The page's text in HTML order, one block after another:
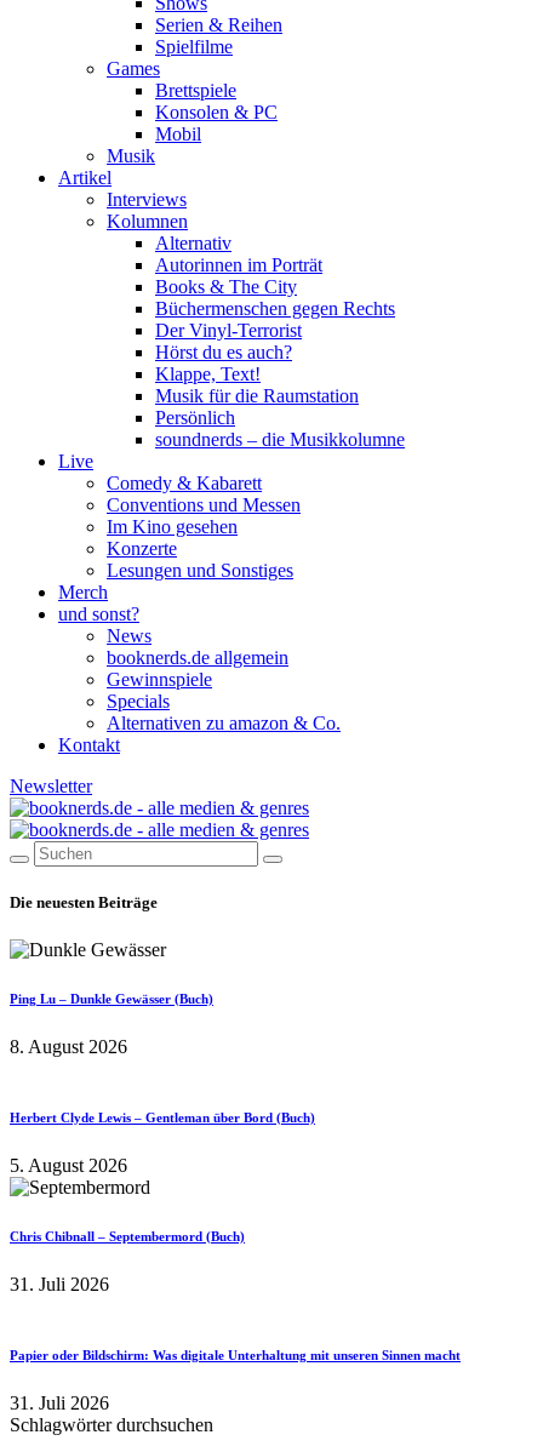
Serien & Reihen
Spielfilme
Games
Brettspiele
Konsolen & PC
Mobil
Musik
Artikel
Interviews
Kolumnen
Alternativ
Autorinnen im Porträt
Books & The City
Büchermenschen gegen Rechts
Der Vinyl-Terrorist
Hörst du es auch?
Klappe, Text!
Musik für die Raumstation
Persönlich
soundnerds – die Musikkolumne
Live
Comedy & Kabarett
Conventions und Messen
Im Kino gesehen
Konzerte
Lesungen und Sonstiges
Merch
und sonst?
News
booknerds.de allgemein
Gewinnspiele
Specials
Alternativen zu amazon & Co.
Kontakt
Newsletter
Die neuesten Beiträge
Ping Lu – Dunkle Gewässer (Buch)
8. August 2026
Herbert Clyde Lewis – Gentleman über Bord (Buch)
5. August 2026
Chris Chibnall – Septembermord (Buch)
31. Juli 2026
Papier oder Bildschirm: Was digitale Unterhaltung mit unseren Sinnen macht
31. Juli 2026
Schlagwörter durchsuchen